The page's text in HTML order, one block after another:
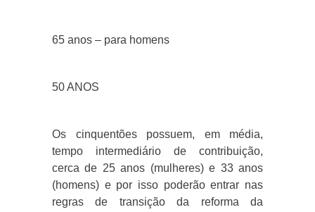
65 anos – para homens
50 ANOS
Os cinquentões possuem, em média,
tempo intermediário de contribuição,
cerca de 25 anos (mulheres) e 33 anos
(homens) e por isso poderão entrar nas
regras de transição da reforma da